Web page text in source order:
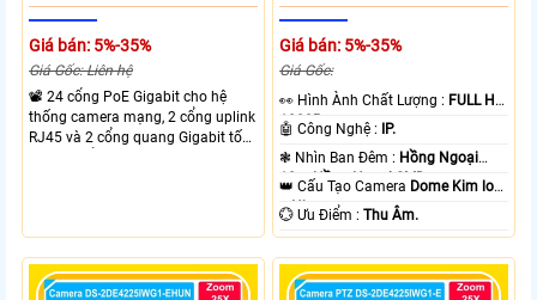
Giá bán: 5%-35%
Giá Gốc: Liên hệ
📽 24 cổng PoE Gigabit cho hệ
thống camera mạng, 2 cổng uplink
RJ45 và 2 cổng quang Gigabit tốc
Giá bán: 5%-35%
Giá Gốc:
️👀 Hình Ành Chất Lượng : FULL HD
1080P .
🤖️ Công Nghệ :
IP.
❃ Nhìn Ban Đêm : Hồng Ngoại
10m Hồng Ngoại SMD.
👑 Cấu Tạo Camera Dome Kim loại
+ Nhựa.
️💮 Ưu Điểm :Thu Âm.